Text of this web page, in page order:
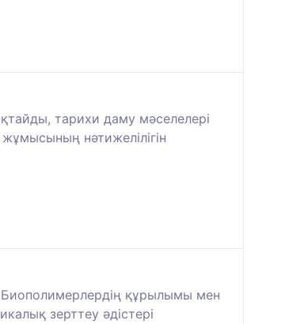
тарихи даму мәселелері
нәтижелілігін
Биополимерлердің құрылымы мен
зерттеу әдістері